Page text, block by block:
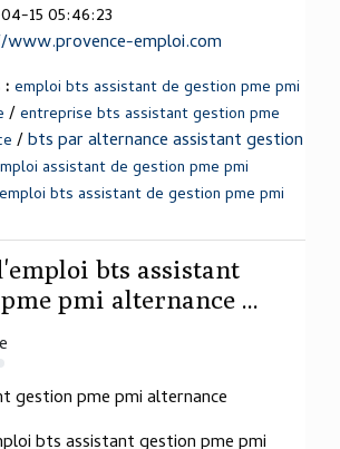
15 05:46:23
emploi.com
: emploi bts assistant de gestion pme pmi
/entreprise bts assistant gestion pme
/bts par alternance assistant gestion
assistant de gestion pme pmi
emploi bts assistant de gestion pme pmi
bts assistant
pmi alternance ...
gestion pme pmi alternance
bts assistant gestion pme pmi